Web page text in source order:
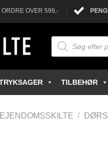
ORDRE OVER 599,-
TILBEHØR
EJENDOMSSKILTE /